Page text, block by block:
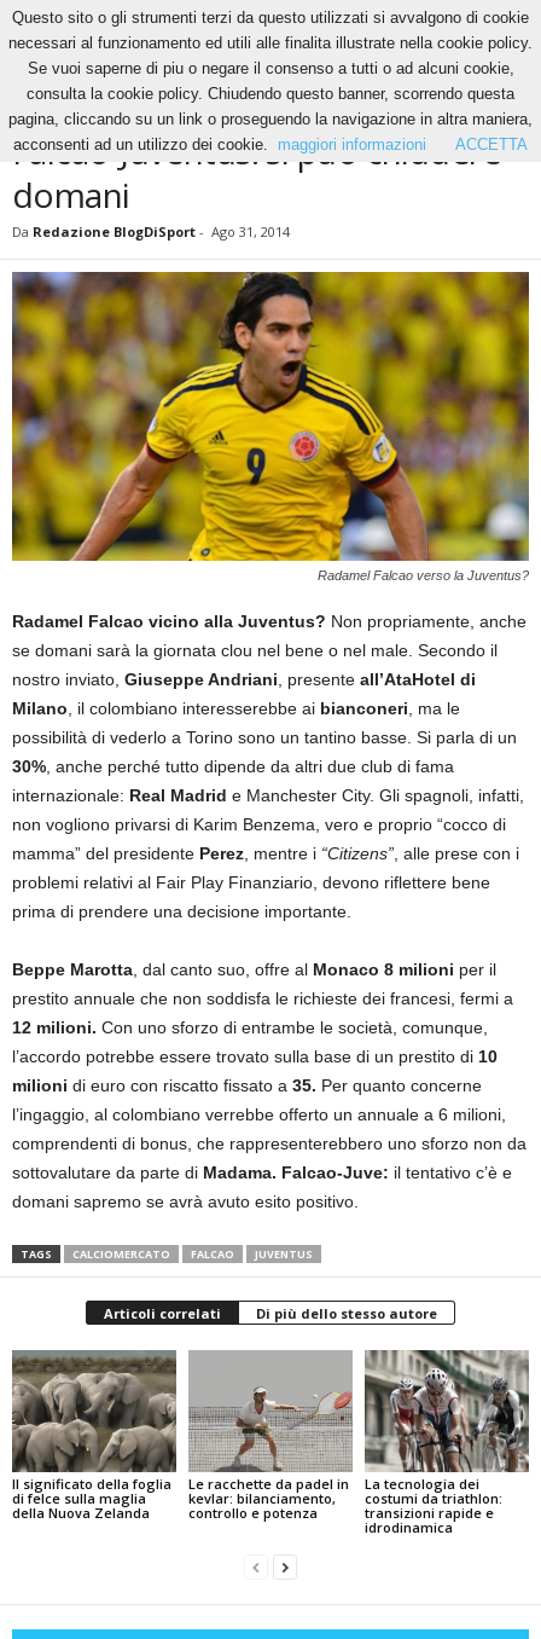
News Falcao-Juventus: si può chiudere domani
NEWS
Falcao-Juventus: si può chiudere
domani
Da Redazione BlogDiSport - Ago 31, 2014
Radamel Falcao verso la Juventus?
Radamel Falcao vicino alla Juventus? Non propriamente, anche
se domani sarà la giornata clou nel bene o nel male. Secondo il
nostro inviato, Giuseppe Andriani , presente all’AtaHotel di
Milano , il colombiano interesserebbe ai bianconeri , ma le
possibilità di vederlo a Torino sono un tantino basse. Si parla di un
30% , anche perché tutto dipende da altri due club di fama
internazionale: Real Madrid e Manchester City. Gli spagnoli, infatti,
non vogliono privarsi di Karim Benzema, vero e proprio “cocco di
mamma” del presidente Perez , mentre i “Citizens” , alle prese con i
problemi relativi al Fair Play Finanziario, devono riflettere bene
prima di prendere una decisione importante.
Beppe Marotta , dal canto suo, offre al Monaco 8 milioni per il
prestito annuale che non soddisfa le richieste dei francesi, fermi a
12 milioni. Con uno sforzo di entrambe le società, comunque,
l’accordo potrebbe essere trovato sulla base di un prestito di 10
milioni di euro con riscatto fissato a 35. Per quanto concerne
l’ingaggio, al colombiano verrebbe offerto un annuale a 6 milioni,
comprendenti di bonus, che rappresenterebbero uno sforzo non da
sottovalutare da parte di Madama. Falcao-Juve: il tentativo c’è e
domani sapremo se avrà avuto esito positivo.
TAGS CALCIOMERCATO FALCAO JUVENTUS
Articoli correlati Di più dello stesso autore
Il significato della foglia
di felce sulla maglia
della Nuova Zelanda
Le racchette da padel in
kevlar: bilanciamento,
controllo e potenza
La tecnologia dei
costumi da triathlon:
transizioni rapide e
idrodinamica
Questo sito o gli strumenti terzi da questo utilizzati si avvalgono di cookie
necessari al funzionamento ed utili alle finalita illustrate nella cookie policy.
Se vuoi saperne di piu o negare il consenso a tutti o ad alcuni cookie,
consulta la cookie policy. Chiudendo questo banner, scorrendo questa
pagina, cliccando su un link o proseguendo la navigazione in altra maniera,
acconsenti ad un utilizzo dei cookie.
maggiori informazioni ACCETTA